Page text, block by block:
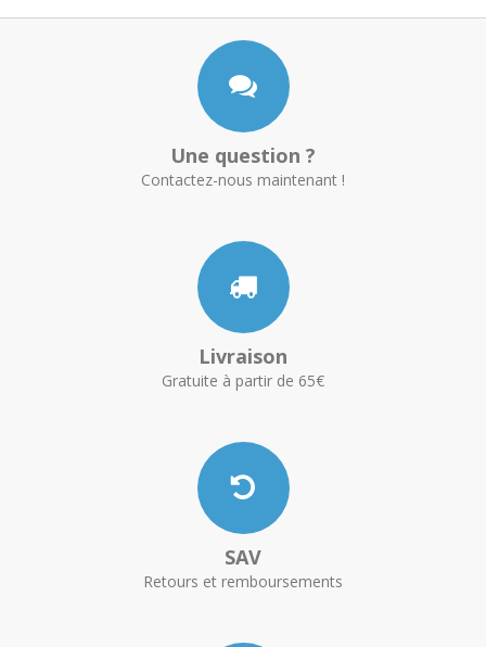
Une question ?
Contactez-nous maintenant !
Livraison
Gratuite à partir de 65€
SAV
Retours et remboursements